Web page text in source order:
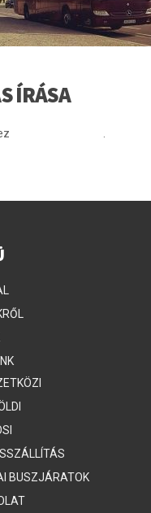
ÍRÁSA
BUSZJÁRATOK